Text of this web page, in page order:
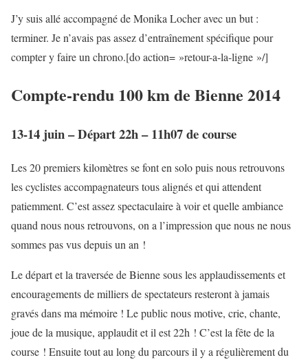
J’y suis allé accompagné de Monika Locher avec un but :
terminer. Je n’avais pas assez d’entraînement spécifique pour
compter y faire un chrono.[do action= »retour-a-la-ligne »/]
Compte-rendu 100 km de Bienne 2014
13-14 juin – Départ 22h – 11h07 de course
Les 20 premiers kilomètres se font en solo puis nous retrouvons
les cyclistes accompagnateurs tous alignés et qui attendent
patiemment. C’est assez spectaculaire à voir et quelle ambiance
quand nous nous retrouvons, on a l’impression que nous ne nous
sommes pas vus depuis un an !
Le départ et la traversée de Bienne sous les applaudissements et
encouragements de milliers de spectateurs resteront à jamais
gravés dans ma mémoire ! Le public nous motive, crie, chante,
joue de la musique, applaudit et il est 22h ! C’est la fête de la
course ! Ensuite tout au long du parcours il y a régulièrement du